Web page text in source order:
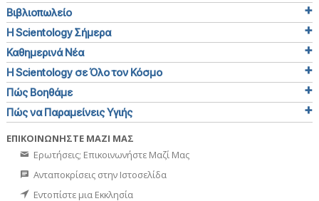
Βιβλιοπωλείο
Η Scientology Σήμερα
Καθημερινά Νέα
Η Scientology σε Όλο τον Κόσμο
Πώς Βοηθάμε
Πώς να Παραμείνεις Υγιής
ΕΠΙΚΟΙΝΩΝΗΣΤΕ ΜΑΖΙ ΜΑΣ
Ερωτήσεις; Επικοινωνήστε Μαζί Μας
Ανταποκρίσεις στην Ιστοσελίδα
Εντοπίστε μια Εκκλησία